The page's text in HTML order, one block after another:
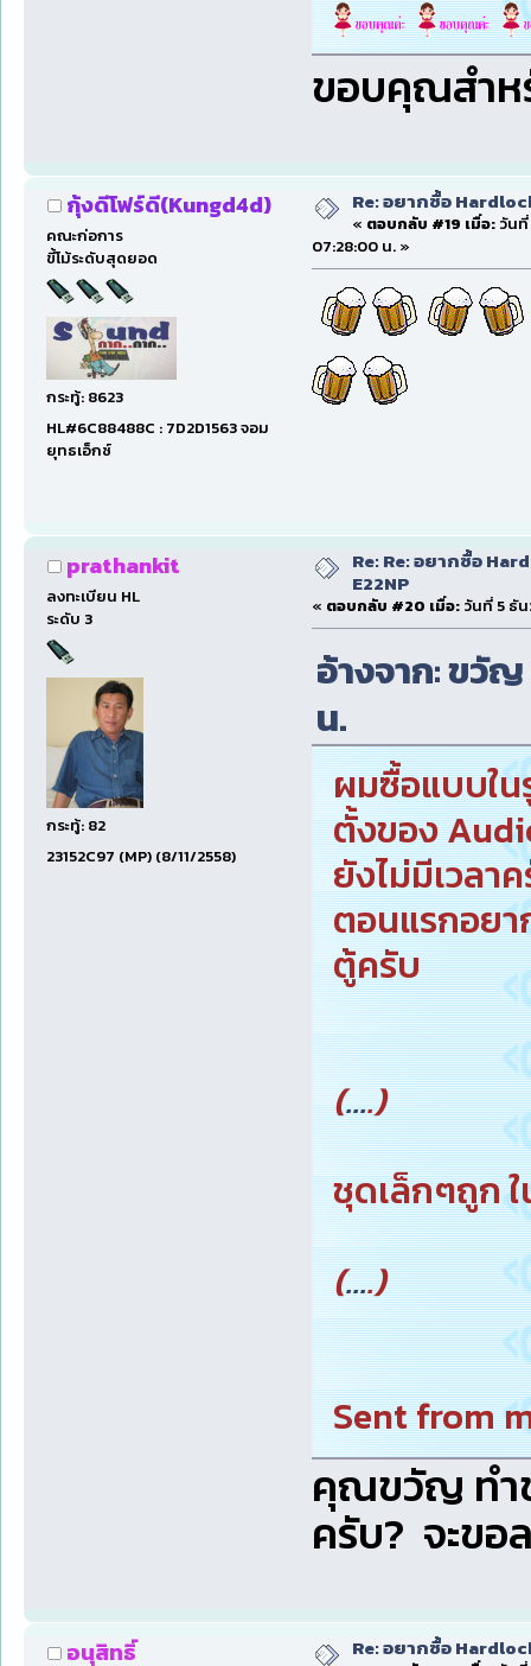
ขอบคุณสำ
กุ้งดีโฟร์ดี(Kungd4d)
คณะก่อการ
ขี้โม้ระดับสุดยอด
กระทู้: 8623
HL#6C88488C : 7D2D1563 จอม
ยุทธเอ็กซ์
Re: อยากซื้อ
« ตอบกลับ #19 เมื่อ:วันที่
07:28:00 น. »
prathankit
ลงทะเบียน HL
ระดับ 3
กระทู้: 82
23152C97 (MP) (8/11/2558)
Re: Re: อยากซื้อ
E22NP
« ตอบกลับ #20 เมื่อ: วันที่ 5 ธั
อ้างจาก: ขวั
น.
ผมซื้อแบบใน
ตั้งของ
ยังไม่มีเวลา
ตอนแรกอยา
ตู้ครับ
(....)
ชุดเล็กๆถูก
(....)
Sent from
คุณขวัญ ทำ
ครับ? จะขอ
อนุสิทธิ์ Re: อยากซื้อ